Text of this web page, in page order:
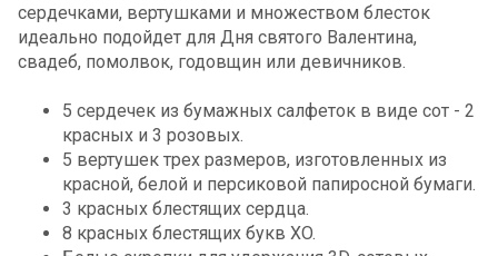
сердечками, вертушками и множеством блесток
идеально подойдет для Дня святого Валентина,
свадеб, помолвок, годовщин или девичников.
5 сердечек из бумажных салфеток в виде сот - 2
красных и 3 розовых.
5 вертушек трех размеров, изготовленных из
красной, белой и персиковой папиросной бумаги.
3 красных блестящих сердца.
8 красных блестящих букв XO.